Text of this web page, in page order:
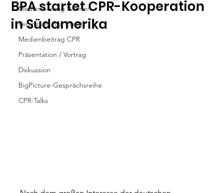
Medienbeitrag Bohnen
Veranstaltung/ Event
Medienbeitrag CPR
Präsentation / Vortrag
Diskussion
BigPicture-Gesprächsreihe
CPR-Talks
BPA startet CPR-Kooperation
in Südamerika